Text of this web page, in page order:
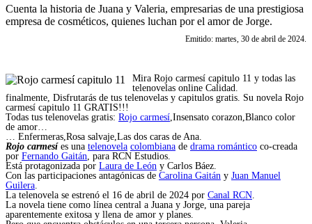
Cuenta la historia de Juana y Valeria, empresarias de una prestigiosa
empresa de cosméticos, quienes luchan por el amor de Jorge.
Emitido: martes, 30 de abril de 2024.
Mira Rojo carmesí capitulo 11 y todas las
telenovelas online Calidad.
finalmente, Disfrutarás de tus telenovelas y capitulos gratis. Su novela Rojo
carmesí capitulo 11 GRATIS!!!
Todas tus telenovelas gratis: Rojo carmesí,Insensato corazon,Blanco color
de amor…
… Enfermeras,Rosa salvaje,Las dos caras de Ana.
Rojo carmesíes una telenovela colombiana de drama romántico co-creada
por Fernando Gaitán, para RCN Estudios.
Está protagonizada por Laura de León y Carlos Báez.
Con las participaciones antagónicas de Carolina Gaitán y Juan Manuel
Guilera.
La telenovela se estrenó el 16 de abril de 2024 por Canal RCN.
La novela tiene como línea central a Juana y Jorge, una pareja
aparentemente exitosa y llena de amor y planes.